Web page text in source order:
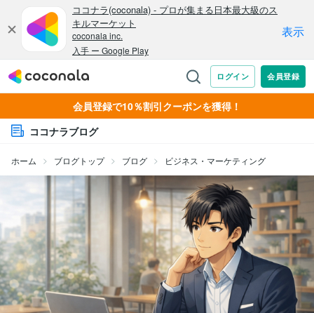
会員登録で10％割引クーポンを獲得！
ココナラブログ
ホーム ブログトップ ブログ ビジネス・マーケティング